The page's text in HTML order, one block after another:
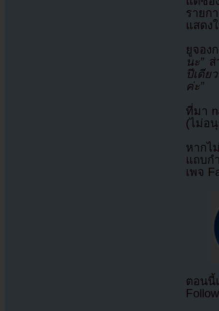
รายก
แสดง
ยูจอง
นะ”ส่
ปีเดีย
ค่ะ”
ที่มา
(ไม่อ
หากไ
แถบก
เพจ
ตอนนี้